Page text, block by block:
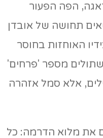
הפה הפעור
תחושה של אובדן
האוחזות בחוסר
שתולים מספר 'פרחים'
אלא סמל אזהרה
את מלוא הדרמה: כל